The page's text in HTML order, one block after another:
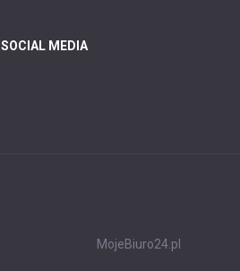
SOCIAL MEDIA
MojeBiuro24.pl